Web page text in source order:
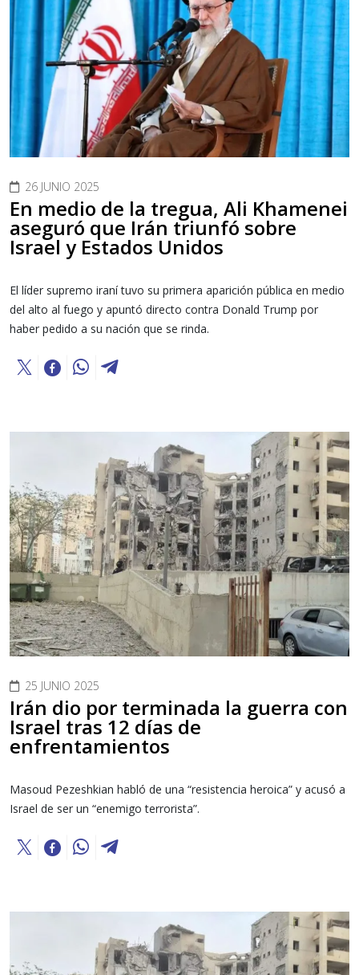
26 JUNIO 2025
En medio de la tregua, Ali Khamenei
aseguró que Irán triunfó sobre
Israel y Estados Unidos
El líder supremo iraní tuvo su primera aparición pública en medio
del alto al fuego y apuntó directo contra Donald Trump por
haber pedido a su nación que se rinda.
25 JUNIO 2025
Irán dio por terminada la guerra con
Israel tras 12 días de
enfrentamientos
Masoud Pezeshkian habló de una “resistencia heroica” y acusó a
Israel de ser un “enemigo terrorista”.